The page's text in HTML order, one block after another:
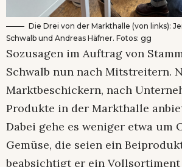
Die Drei von der Markthalle (von links):
Schwalb und Andreas Häfner. Fotos: gg
Sozusagen im Auftrag von
Schwalb nun nach Mitstreitern.
Marktbeschickern, nach
Produkte in der Markthalle
Dabei gehe es weniger etwa um
Gemüse, die seien ein
beabsichtigt er ein